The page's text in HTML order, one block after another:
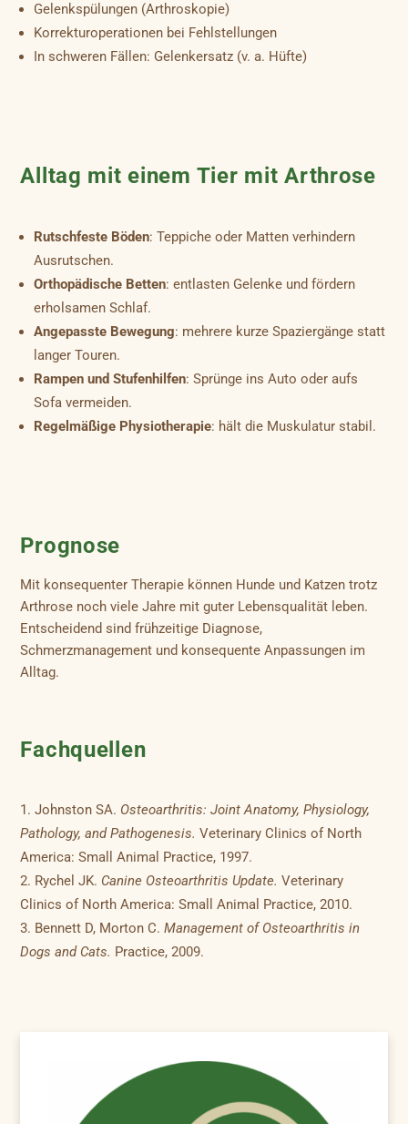
Gelenkspülungen (Arthroskopie)
Korrekturoperationen bei Fehlstellungen
In schweren Fällen: Gelenkersatz (v. a. Hüfte)
Alltag mit einem Tier mit Arthrose
Rutschfeste Böden: Teppiche oder Matten verhindern
Ausrutschen.
Orthopädische Betten: entlasten Gelenke und fördern
erholsamen Schlaf.
Angepasste Bewegung: mehrere kurze Spaziergänge statt
langer Touren.
Rampen und Stufenhilfen: Sprünge ins Auto oder aufs
Sofa vermeiden.
Regelmäßige Physiotherapie: hält die Muskulatur stabil.
Prognose
Mit konsequenter Therapie können Hunde und Katzen trotz
Arthrose noch viele Jahre mit guter Lebensqualität leben.
Entscheidend sind frühzeitige Diagnose,
Schmerzmanagement und konsequente Anpassungen im
Alltag.
Fachquellen
Johnston SA. Osteoarthritis: Joint Anatomy, Physiology,
Pathology, and Pathogenesis. Veterinary Clinics of North
America: Small Animal Practice, 1997.
Rychel JK. Canine Osteoarthritis Update. Veterinary
Clinics of North America: Small Animal Practice, 2010.
Bennett D, Morton C.Management of Osteoarthritis in
Dogs and Cats. Practice, 2009.